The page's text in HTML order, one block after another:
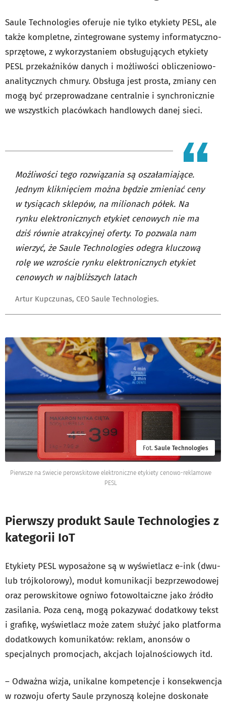
Saule Technologies oferuje nie tylko etykiety PESL, ale
także kompletne, zintegrowane systemy informatyczno-
sprzętowe, z wykorzystaniem obsługujących etykiety
PESL przekaźników danych i możliwości obliczeniowo-
analitycznych chmury. Obsługa jest prosta, zmiany cen
mogą być przeprowadzane centralnie i synchronicznie
we wszystkich placówkach handlowych danej sieci.
Możliwości tego rozwiązania są oszałamiające.
Jednym kliknięciem można będzie zmieniać ceny
w tysiącach sklepów, na milionach półek. Na
rynku elektronicznych etykiet cenowych nie ma
dziś równie atrakcyjnej oferty. To pozwala nam
wierzyć, że Saule Technologies odegra kluczową
rolę we wzroście rynku elektronicznych etykiet
cenowych w najbliższych latach
Artur Kupczunas, CEO Saule Technologies.
Fot. Saule Technologies
Pierwsze na świecie perowskitowe elektroniczne etykiety cenowo-reklamowe
PESL
Pierwszy produkt Saule Technologies z
kategorii IoT
Etykiety PESL wyposażone są w wyświetlacz e-ink (dwu-
lub trójkolorowy), moduł komunikacji bezprzewodowej
oraz perowskitowe ogniwo fotowoltaiczne jako źródło
zasilania. Poza ceną, mogą pokazywać dodatkowy tekst
i grafikę, wyświetlacz może zatem służyć jako platforma
dodatkowych komunikatów: reklam, anonsów o
specjalnych promocjach, akcjach lojalnościowych itd.
– Odważna wizja, unikalne kompetencje i konsekwencja
w rozwoju oferty Saule przynoszą kolejne doskonałe